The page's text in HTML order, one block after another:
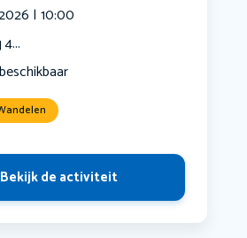
| 10:00
Bekijk de activiteit